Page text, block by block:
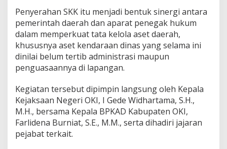
a
s
l
a
h
Penyerahan SKK itu menjadi bentuk sinergi antara
pemerintah daerah dan aparat penegak hukum
dalam memperkuat tata kelola aset daerah,
khususnya aset kendaraan dinas yang selama ini
dinilai belum tertib administrasi maupun
penguasaannya di lapangan.
Kegiatan tersebut dipimpin langsung oleh Kepala
Kejaksaan Negeri OKI, I Gede Widhartama, S.H.,
M.H., bersama Kepala BPKAD Kabupaten OKI,
Farlidena Burniat, S.E., M.M., serta dihadiri jajaran
pejabat terkait.